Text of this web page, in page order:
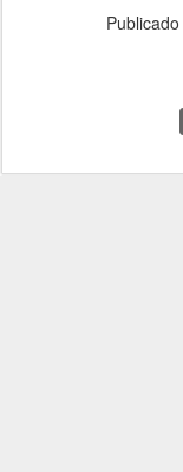
Publicado